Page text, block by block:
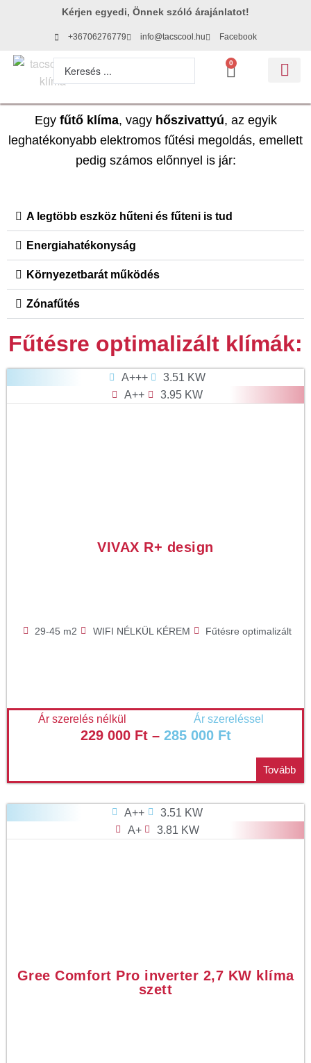
Kérjen egyedi, Önnek szóló árajánlatot!
+36706276779 info@tacscool.hu Facebook
0
Egy fűtő klíma, vagy hőszivattyú, az egyik
leghatékonyabb elektromos fűtési megoldás, emellett
pedig számos előnnyel is jár:
A legtöbb eszköz hűteni és fűteni is tud
Energiahatékonyság
Környezetbarát működés
Zónafűtés
Fűtésre optimalizált klímák:
A+++
3.51 KW
A++
3.95 KW
VIVAX R+ design
29-45 m2 WIFI NÉLKÜL KÉREM Fűtésre optimalizált
Ár szerelés nélkül Ár szereléssel
229 000 Ft– 285 000 Ft
Tovább
A++
3.51 KW
A+
3.81 KW
Gree Comfort Pro inverter 2,7 KW klíma
szett